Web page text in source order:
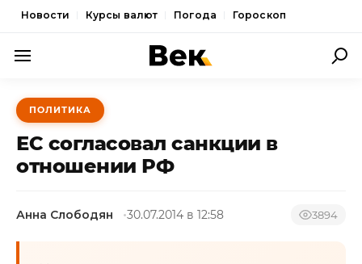
Новости Курсы валют Погода Гороскоп
ПОЛИТИКА
ЭКОНОМИКА
ОБЩЕСТВО
КУЛЬТУРА
ПОЛИТИКА
ЕС согласовал санкции в
отношении РФ
Анна Слободян 30.07.2014 в 12:58 3894